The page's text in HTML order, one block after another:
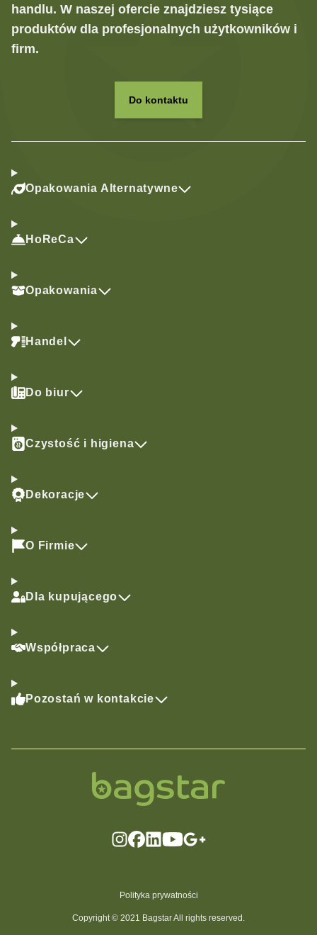
handlu. W naszej ofercie znajdziesz tysiące
produktów dla profesjonalnych użytkowników i
firm.
Do kontaktu
Opakowania Alternatywne
HoReCa
Opakowania
Handel
Do biur
Czystość i higiena
Dekoracje
O Firmie
Dla kupującego
Współpraca
Pozostań w kontakcie
Polityka prywatności
Copyright © 2021 Bagstar All rights reserved.